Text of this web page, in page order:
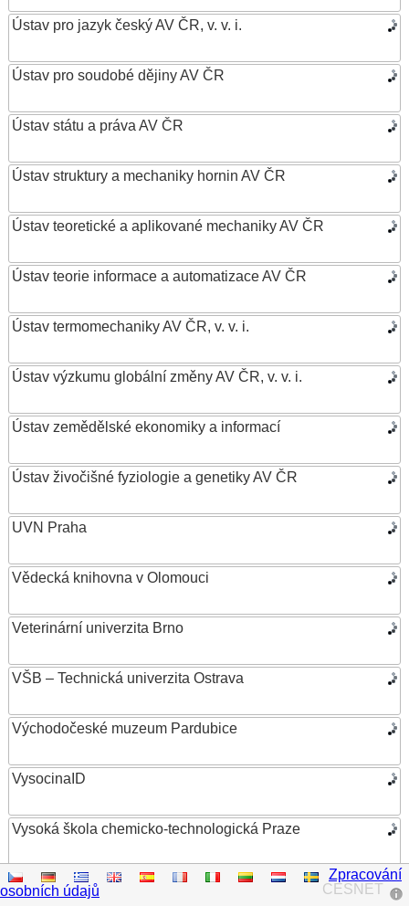
Ústav pro jazyk český AV ČR, v. v. i.
Ústav pro soudobé dějiny AV ČR
Ústav státu a práva AV ČR
Ústav struktury a mechaniky hornin AV ČR
Ústav teoretické a aplikované mechaniky AV ČR
Ústav teorie informace a automatizace AV ČR
Ústav termomechaniky AV ČR, v. v. i.
Ústav výzkumu globální změny AV ČR, v. v. i.
Ústav zemědělské ekonomiky a informací
Ústav živočišné fyziologie a genetiky AV ČR
UVN Praha
Vědecká knihovna v Olomouci
Veterinární univerzita Brno
VŠB – Technická univerzita Ostrava
Východočeské muzeum Pardubice
VysocinaID
Vysoká škola chemicko-technologická Praze
Vysoká škola ekonomická v Praze
CESNET
Zpracování
osobních údajů